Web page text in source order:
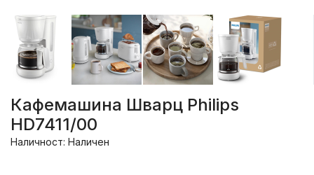
Кафемашина Шварц Philips
HD7411/00
Наличност: Наличен